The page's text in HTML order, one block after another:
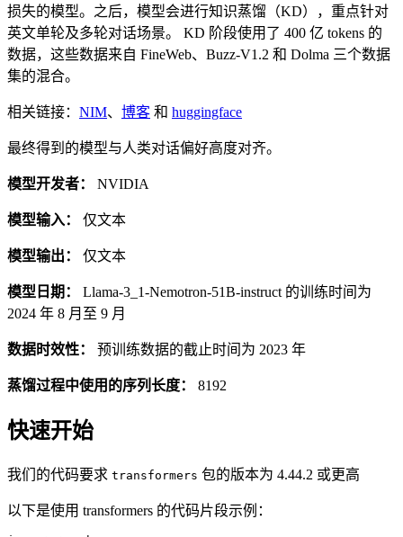
损失的模型。之后，模型会进行知识蒸馏（KD），重点针对
英文单轮及多轮对话场景。 KD 阶段使用了 400 亿 tokens 的
数据，这些数据来自 FineWeb、Buzz-V1.2 和 Dolma 三个数据
集的混合。
相关链接： NIM、 博客 和 huggingface
最终得到的模型与人类对话偏好高度对齐。
模型开发者： NVIDIA
模型输入： 仅文本
模型输出： 仅文本
模型日期：
Llama-3_1-Nemotron-51B-instruct 的训练时间为
2024 年 8 月至 9 月
数据时效性： 预训练数据的截止时间为 2023 年
蒸馏过程中使用的序列长度： 8192
快速开始
我们的代码要求 transformers 包的版本为 4.44.2 或更高
以下是使用 transformers 的代码片段示例：